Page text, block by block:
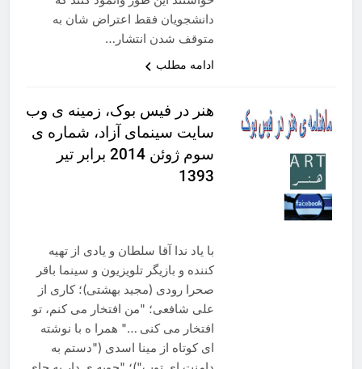
دانشجویان فقط اعتراض شان به
متوقف شدن انتشار…
ادامه مطلب
هنر در فیس بوک، زمینه ی وب
سایت سینمای آزاد، شماره ی
سوم ژوئن 2014 برابر تیر
1393
با یاد ندا آقا سلطان و یادی از تهیه
کننده و بازیگر تلویزیون و سینما باقر
صحرا رودی (مجید بهشتی)؛ کاری از
علی شافعی؛ "من افتخار می کنم، تو
افتخار می کنی …" همرا ه با نوشته
ای کوتاه از مینا اسدی ("دستم به